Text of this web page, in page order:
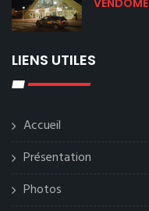
LIENS UTILES
Accueil
Présentation
Photos